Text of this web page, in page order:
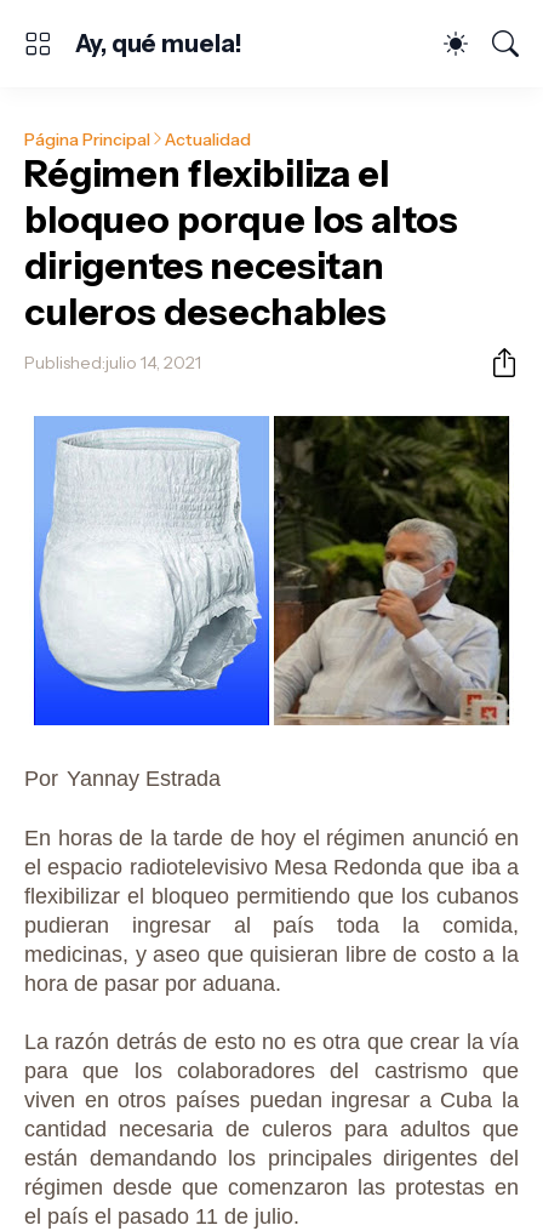
Ay, qué muela!
Página Principal Actualidad
Régimen flexibiliza el
bloqueo porque los altos
dirigentes necesitan
culeros desechables
Published:julio 14, 2021
Por Yannay Estrada
En horas de la tarde de hoy el régimen anunció en
el espacio radiotelevisivo Mesa Redonda que iba a
flexibilizar el bloqueo permitiendo que los cubanos
pudieran ingresar al país toda la comida,
medicinas, y aseo que quisieran libre de costo a la
hora de pasar por aduana.
La razón detrás de esto no es otra que crear la vía
para que los colaboradores del castrismo que
viven en otros países puedan ingresar a Cuba la
cantidad necesaria de culeros para adultos que
están demandando los principales dirigentes del
régimen desde que comenzaron las protestas en
el país el pasado 11 de julio.